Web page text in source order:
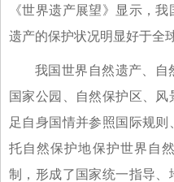
《世界遗产展望》显示，
遗产的保护状况明显好于全
我国世界自然遗产、自
国家公园、自然保护区、
足自身国情并参照国际规
托自然保护地保护世界自
制，形成了国家统一指导